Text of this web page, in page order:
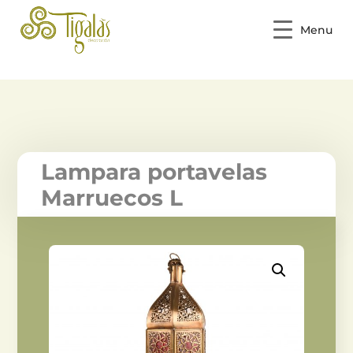
Menu
Lampara portavelas
Marruecos L